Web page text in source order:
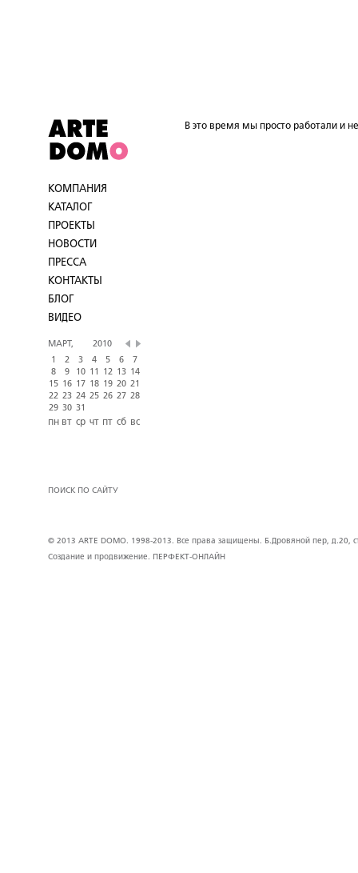
КОМПАНИЯ
КАТАЛОГ
ПРОЕКТЫ
НОВОСТИ
ПРЕССА
КОНТАКТЫ
БЛОГ
ВИДЕО
МАРТ,
2010
1
2 3 4 5 6
7
8
9 10 11 12 13
14
15 16 17 18 19 20 21
22 23 24 25 26 27 28
29 30 31
пн вт ср чт пт сб вс
ПОИСК ПО САЙТУ
В это время мы просто работали и
© 2013 ARTE DOMO. 1998-2013. Все права защищены. Б.Дровяной пер, д.20,
Создание и продвижение.
ПЕРФЕКТ-ОНЛАЙН